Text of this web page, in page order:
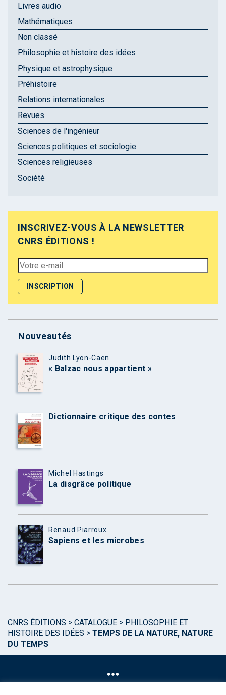
Livres audio
Mathématiques
Non classé
Philosophie et histoire des idées
Physique et astrophysique
Préhistoire
Relations internationales
Revues
Sciences de l'ingénieur
Sciences politiques et sociologie
Sciences religieuses
Société
INSCRIVEZ-VOUS À LA NEWSLETTER
CNRS ÉDITIONS !
Nouveautés
Judith Lyon-Caen
« Balzac nous appartient »
Dictionnaire critique des contes
Michel Hastings
La disgrâce politique
Renaud Piarroux
Sapiens et les microbes
CNRS ÉDITIONS > CATALOGUE > PHILOSOPHIE ET
HISTOIRE DES IDÉES > TEMPS DE LA NATURE, NATURE
DU TEMPS